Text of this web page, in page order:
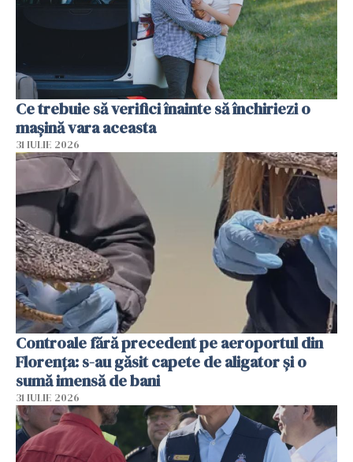
Ce trebuie să verifici înainte să închiriezi o
mașină vara aceasta
31 IULIE 2026
Controale fără precedent pe aeroportul din
Florența: s-au găsit capete de aligator și o
sumă imensă de bani
31 IULIE 2026